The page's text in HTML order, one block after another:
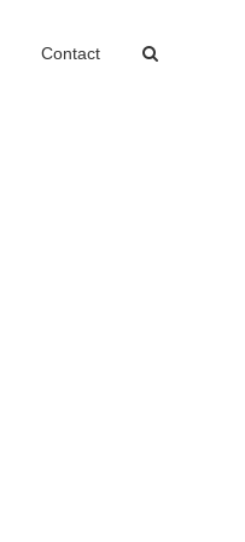
Contact